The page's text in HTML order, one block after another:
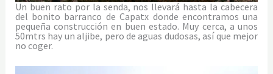
Un buen rato por la senda, nos llevará hasta la cabecera
del bonito barranco de Capatx donde encontramos una
pequeña construcción en buen estado. Muy cerca, a unos
50mtrs hay un aljibe, pero de aguas dudosas, así que mejor
no coger.